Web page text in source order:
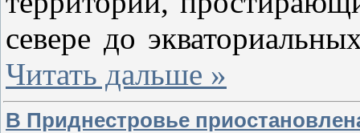
севере до
Читать дальше »
В Приднестровье